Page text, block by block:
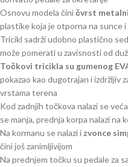
Osnovu modela činičvrst
plastike koja je otporna na sunce
Tricikl sadrži udobno plastično
može pomerati u zavisnosti od
Točkovi tricikla su gumenog
pokazao kao dugotrajan i izdržljiv
vrstama terena
Kod zadnjih točkova nalazi se
se manja, prednja korpa nalazi na
Na kormanu se nalazi i zvonce
čini još zanimljivijom
Na prednjem točku su pedale za